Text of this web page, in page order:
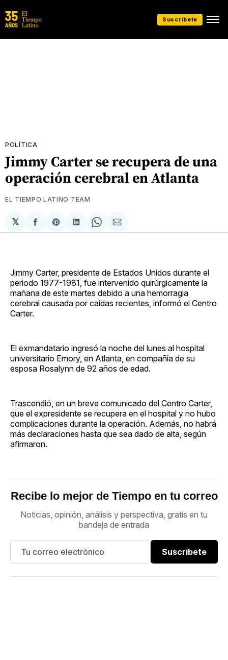
Suscríbete
POLÍTICA
Jimmy Carter se recupera de una
operación cerebral en Atlanta
EL TIEMPO LATINO TEAM
𝕏
Compartir
en
Share
on
Compartir
en
Share
on
Compartir
via
Jimmy Carter, presidente de Estados Unidos durante el
periodo 1977-1981, fue intervenido quirúrgicamente la
mañana de este martes debido a una hemorragia
cerebral causada por caídas recientes, informó el Centro
Carter.
El exmandatario ingresó la noche del lunes al hospital
universitario Emory, en Atlanta, en compañía de su
esposa Rosalynn de 92 años de edad.
Trascendió, en un breve comunicado del Centro Carter,
que el expresidente se recupera en el hospital y no hubo
complicaciones durante la operación. Además, no habrá
más declaraciones hasta que sea dado de alta, según
afirmaron.
Recibe lo mejor de Tiempo en tu correo
Noticias, opinión, análisis y perspectiva, gratis en tu
bandeja de entrada
Suscríbete